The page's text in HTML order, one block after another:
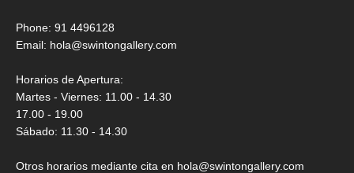
Phone: 91 4496128
Email: hola@swintongallery.com
Horarios de Apertura:
Martes - Viernes: 11.00 - 14.30
17.00 - 19.00
Sábado: 11.30 - 14.30
Otros horarios mediante cita en hola@swintongallery.com